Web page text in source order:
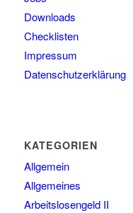
Downloads
Checklisten
Impressum
Datenschutzerklärung
KATEGORIEN
Allgemein
Allgemeines
Arbeitslosengeld II